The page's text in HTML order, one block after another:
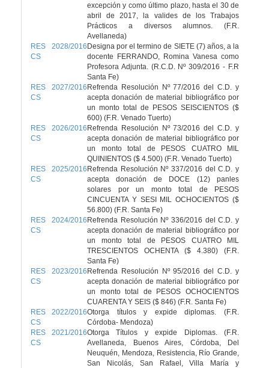
excepción y como último plazo, hasta el 30 de
abril de 2017, la valides de los Trabajos
Prácticos a diversos alumnos. (F.R.
Avellaneda)
RES 2028/2016
CS
Designa por el termino de SIETE (7) años, a la
docente FERRANDO, Romina Vanesa como
Profesora Adjunta. (R.C.D. Nº 309/2016 - F.R
Santa Fe)
RES 2027/2016
CS
Refrenda Resolución Nº 77/2016 del C.D. y
acepta donación de material bibliográfico por
un monto total de PESOS SEISCIENTOS ($
600) (F.R. Venado Tuerto)
RES 2026/2016
CS
Refrenda Resolución Nº 73/2016 del C.D. y
acepta donación de material bibliográfico por
un monto total de PESOS CUATRO MIL
QUINIENTOS ($ 4.500) (F.R. Venado Tuerto)
RES 2025/2016
CS
Refrenda Resolución Nº 337/2016 del C.D. y
acepta donación de DOCE (12) panles
solares por un monto total de PESOS
CINCUENTA Y SESI MIL OCHOCIENTOS ($
56.800) (F.R. Santa Fe)
RES 2024/2016
CS
Refrenda Resolución Nº 336/2016 del C.D. y
acepta donación de material bibliográfico por
un monto total de PESOS CUATRO MIL
TRESCIENTOS OCHENTA ($ 4.380) (F.R.
Santa Fe)
RES 2023/2016
CS
Refrenda Resolución Nº 95/2016 del C.D. y
acepta donación de material bibliográfico por
un monto total de PESOS OCHOCIENTOS
CUARENTA Y SEIS ($ 846) (F.R. Santa Fe)
RES 2022/2016
CS
Otorga títulos y expide diplomas. (F.R.
Córdoba- Mendoza)
RES 2021/2016
CS
Otorga Títulos y expide Diplomas. (F.R.
Avellaneda, Buenos Aires, Córdoba, Del
Neuquén, Mendoza, Resistencia, Río Grande,
San Nicolás, San Rafael, Villa María y